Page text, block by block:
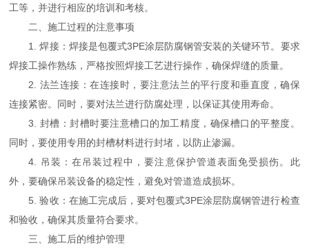
工等，并进行相应的培训和考核。
二、施工过程的注意事项
1. 焊接：焊接是包覆式3PE涂层防腐钢管安装的关键环节。要求
焊接工操作熟练，严格按照焊接工艺进行操作，确保焊缝的质量。
2. 法兰连接：在连接时，要注意法兰的平行度和垂直度，确保
连接紧密。同时，要对法兰进行防腐处理，以保证其使用寿命。
3. 封槽：封槽时要注意槽口的加工精度，确保槽口的平整度。
同时，要使用专用的封槽材料进行封堵，以防止渗漏。
4. 吊装：在吊装过程中，要注意保护管道表面免受损伤。此
外，要确保吊装设备的稳定性，避免对管道造成损坏。
5. 验收：在施工完成后，要对包覆式3PE涂层防腐钢管进行检查
和验收，确保其质量符合要求。
三、施工后的维护管理